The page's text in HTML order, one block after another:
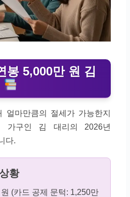
봉 5,000만 원 김
얼마만큼의 절세가 가능한지
가구인 김 대리의 2026년
다.
황
(카드 공제 문턱: 1,250만